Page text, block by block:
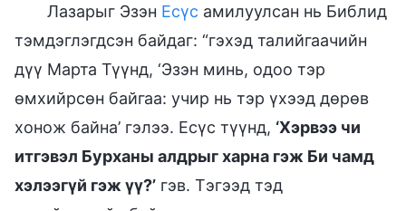
Лазарыг Эзэн Есүс амилуулсан нь Библид
тэмдэглэгдсэн байдаг: “гэхэд талийгаачийн
дүү Марта Түүнд, ‘Эзэн минь, одоо тэр
өмхийрсөн байгаа: учир нь тэр үхээд дөрөв
хонож байна’ гэлээ. Есүс түүнд, ‘Хэрвээ чи
итгэвэл Бурханы алдрыг харна гэж Би чамд
хэлээгүй гэж үү?’ гэв. Тэгээд тэд